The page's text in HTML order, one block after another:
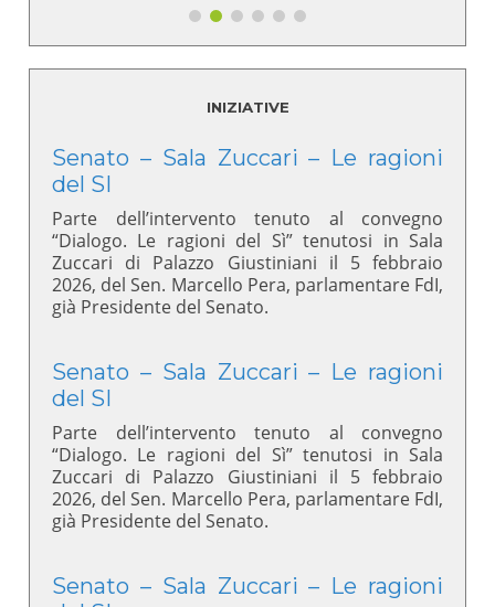
INIZIATIVE
Senato – Sala Zuccari – Le ragioni
del SI
Parte dell’intervento tenuto al convegno
“Dialogo. Le ragioni del Sì” tenutosi in Sala
Zuccari di Palazzo Giustiniani il 5 febbraio
2026, del Sen. Marcello Pera, parlamentare FdI,
già Presidente del Senato.
Senato – Sala Zuccari – Le ragioni
del SI
Parte dell’intervento tenuto al convegno
“Dialogo. Le ragioni del Sì” tenutosi in Sala
Zuccari di Palazzo Giustiniani il 5 febbraio
2026, del Sen. Marcello Pera, parlamentare FdI,
già Presidente del Senato.
Senato – Sala Zuccari – Le ragioni